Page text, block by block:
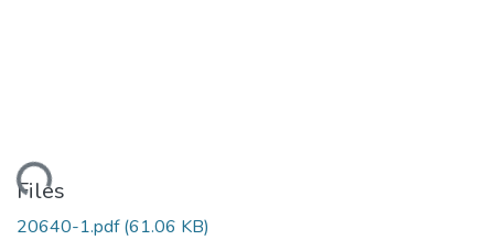
Files
20640-1.pdf(61.06 KB)